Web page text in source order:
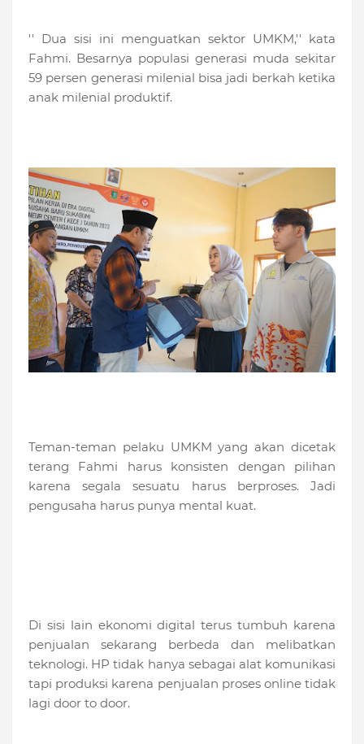
'' Dua sisi ini menguatkan sektor UMKM,'' kata
Fahmi. Besarnya populasi generasi muda sekitar
59 persen generasi milenial bisa jadi berkah ketika
anak milenial produktif.
Teman-teman pelaku UMKM yang akan dicetak
terang Fahmi harus konsisten dengan pilihan
karena segala sesuatu harus berproses. Jadi
pengusaha harus punya mental kuat.
Di sisi lain ekonomi digital terus tumbuh karena
penjualan sekarang berbeda dan melibatkan
teknologi. HP tidak hanya sebagai alat komunikasi
tapi produksi karena penjualan proses online tidak
lagi door to door.